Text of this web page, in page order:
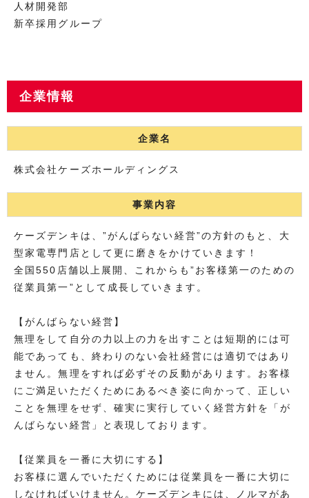
人材開発部
新卒採用グループ
企業情報
企業名
株式会社ケーズホールディングス
事業内容
ケーズデンキは、”がんばらない経営”の方針のもと、大
型家電専門店として更に磨きをかけていきます！
全国550店舗以上展開、これからも”お客様第一のための
従業員第一”として成長していきます。
【がんばらない経営】
無理をして自分の力以上の力を出すことは短期的には可
能であっても、終わりのない会社経営には適切ではあり
ません。無理をすれば必ずその反動があります。お客様
にご満足いただくためにあるべき姿に向かって、正しい
ことを無理をせず、確実に実行していく経営方針を「が
んばらない経営」と表現しております。
【従業員を一番に大切にする】
お客様に選んでいただくためには従業員を一番に大切に
しなければいけません。ケーズデンキには、ノルマがあ